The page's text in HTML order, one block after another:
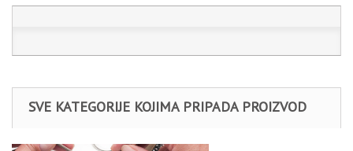
SVE KATEGORIJE KOJIMA PRIPADA PROIZVOD